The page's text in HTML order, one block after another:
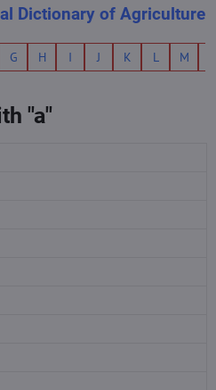
Dictionary of Agriculture
G H I J K L M
"a"